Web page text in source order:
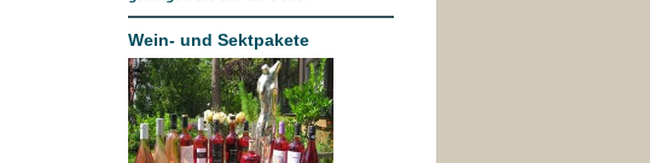
Wein- und Sektpakete